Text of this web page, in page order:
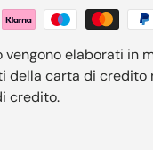
elaborati in
della carta di credito
credito.